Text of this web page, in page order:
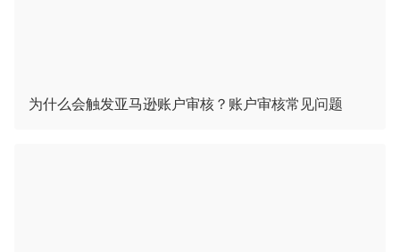
为什么会触发亚马逊账户审核？账户审核常见问题